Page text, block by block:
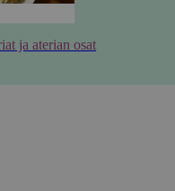
ja aterian osat